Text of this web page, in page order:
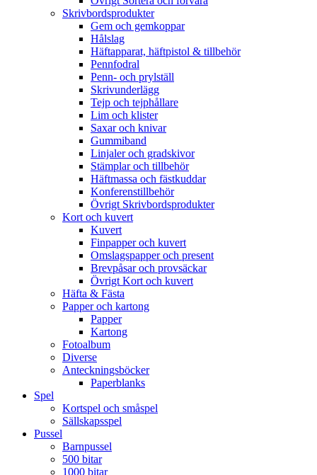
Skrivbordsprodukter
Gem och gemkoppar
Hålslag
Häftapparat, häftpistol & tillbehör
Pennfodral
Penn- och prylställ
Skrivunderlägg
Tejp och tejphållare
Lim och klister
Saxar och knivar
Gummiband
Linjaler och gradskivor
Stämplar och tillbehör
Häftmassa och fästkuddar
Konferenstillbehör
Övrigt Skrivbordsprodukter
Kort och kuvert
Kuvert
Finpapper och kuvert
Omslagspapper och present
Brevpåsar och provsäckar
Övrigt Kort och kuvert
Häfta & Fästa
Papper och kartong
Papper
Kartong
Fotoalbum
Diverse
Anteckningsböcker
Paperblanks
Spel
Kortspel och småspel
Sällskapsspel
Pussel
Barnpussel
500 bitar
1000 bitar